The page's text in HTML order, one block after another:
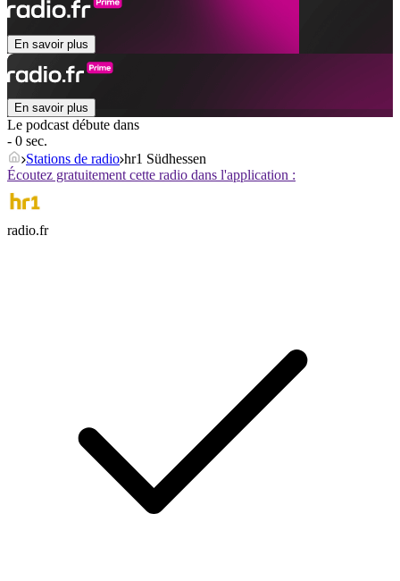
En savoir plus
En savoir plus
Le podcast débute dans
- 0 sec.
Stations de radio hr1 Südhessen
Écoutez gratuitement cette radio dans l'application :
radio.fr